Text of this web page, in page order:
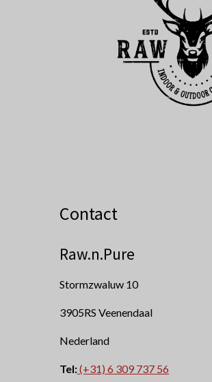
Contact
Raw.n.Pure
Stormzwaluw 10
3905RS Veenendaal
Nederland
Tel:(+31) 6 309 737 56